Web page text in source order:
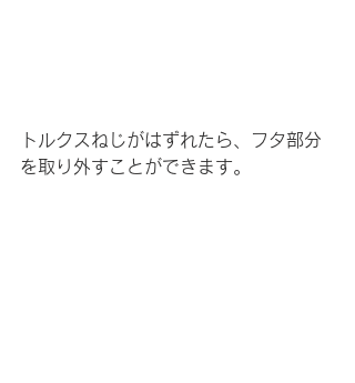
トルクスねじがはずれたら、フタ部分
を取り外すことができます。